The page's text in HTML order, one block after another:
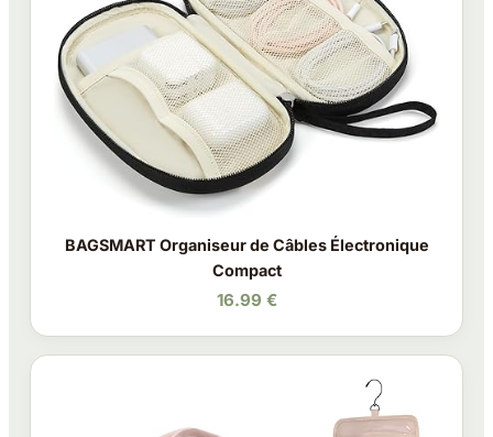
BAGSMART Organiseur de Câbles Électronique
Compact
16.99 €